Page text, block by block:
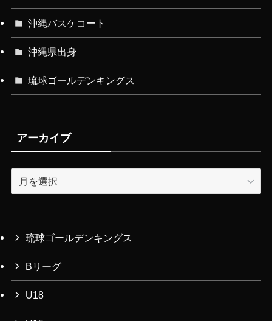
沖縄バスケコート
沖縄県出身
琉球ゴールデンキングス
アーカイブ
ー
ブ
琉球ゴールデンキングス
Bリーグ
U18